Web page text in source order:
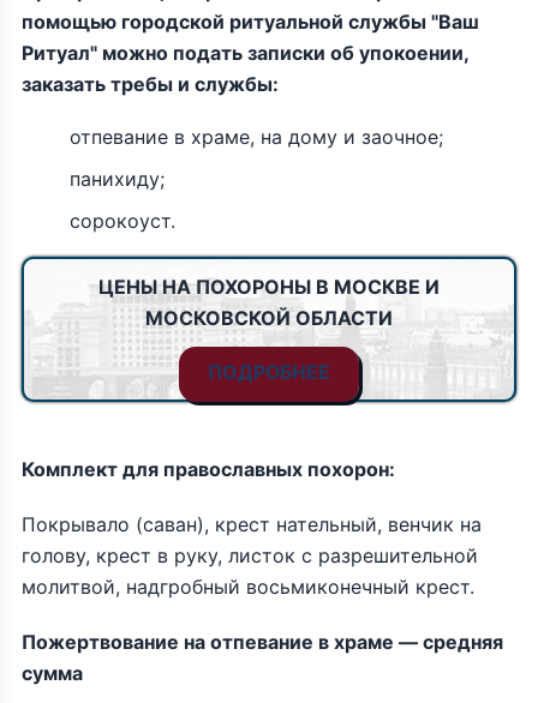
помощью городской ритуальной службы "Ваш
Ритуал" можно подать записки об упокоении,
заказать требы и службы:
отпевание в храме, на дому и заочное;
панихиду;
сорокоуст.
ЦЕНЫ НА ПОХОРОНЫ В МОСКВЕ И
МОСКОВСКОЙ ОБЛАСТИ
ПОДРОБНЕЕ
Комплект для православных похорон:
Покрывало (саван), крест нательный, венчик на
голову, крест в руку, листок с разрешительной
молитвой, надгробный восьмиконечный крест.
Пожертвование на отпевание в храме — средняя
сумма